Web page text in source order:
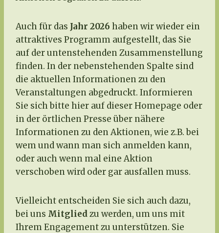
Auch für das Jahr 2026 haben wir wieder ein
attraktives Programm aufgestellt, das Sie
auf der untenstehenden Zusammenstellung
finden. In der nebenstehenden Spalte sind
die aktuellen Informationen zu den
Veranstaltungen abgedruckt. Informieren
Sie sich bitte hier auf dieser Homepage oder
in der örtlichen Presse über nähere
Informationen zu den Aktionen, wie z.B. bei
wem und wann man sich anmelden kann,
oder auch wenn mal eine Aktion
verschoben wird oder gar ausfallen muss.
Vielleicht entscheiden Sie sich auch dazu,
bei uns Mitgliedzu werden, um uns mit
Ihrem Engagement zu unterstützen. Sie